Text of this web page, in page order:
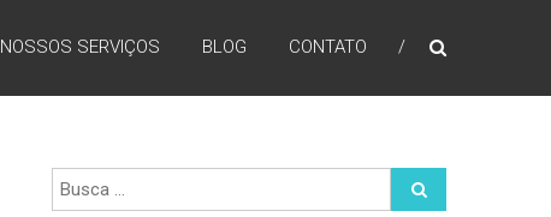
NOSSOS SERVIÇOS BLOG CONTATO